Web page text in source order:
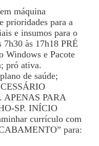
máquina
prioridades para a
e insumos para o
7h30 às 17h18 PRÉ
Windows e Pacote
pró ativa.
de saúde;
PARA
SP. INÍCIO
currículo com
para: